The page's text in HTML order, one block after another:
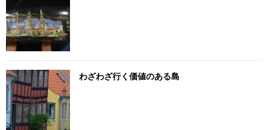
わざわざ行く価値のある島